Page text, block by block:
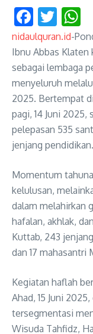
nidaulquran.id-
Ibnu Abbas
sebagai lembaga
menyeluruh
2025. Bertempat
pagi, 14 Juni
pelepasan 535
jenjang pendidikan.
Momentum
kelulusan,
dalam melahirkan
hafalan, akhlak,
Kuttab, 243
dan 17 mahasantri
Kegiatan haflah
Ahad, 15 Juni
tersegmentasi
Wisuda Tahfidz,